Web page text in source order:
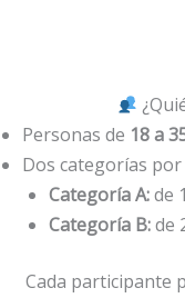
Personas de 18 a
Dos categorías por
Categoría A:de
Categoría B:de
Cada participante